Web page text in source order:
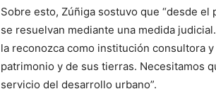
Sobre esto, Zúñiga sostuvo que “desde
se resuelvan mediante una medida
la reconozca como institución consultora
patrimonio y de sus tierras. Necesitamos
servicio del desarrollo urbano”.